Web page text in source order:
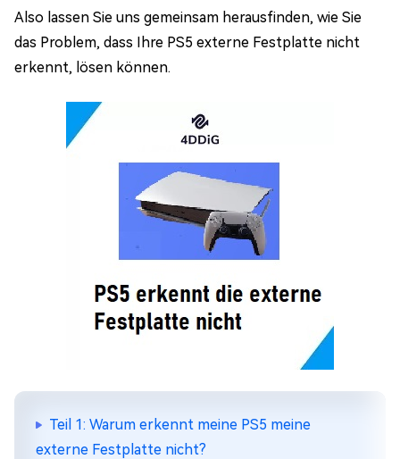
Also lassen Sie uns gemeinsam herausfinden, wie Sie
das Problem, dass Ihre PS5 externe Festplatte nicht
erkennt, lösen können.
Teil 1: Warum erkennt meine PS5 meine
externe Festplatte nicht?